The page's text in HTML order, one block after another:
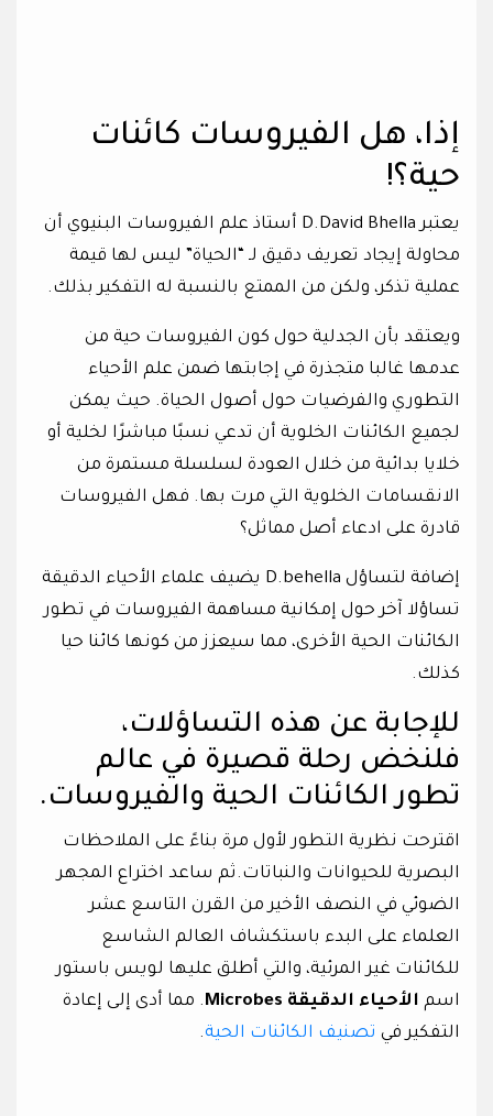
إذا، هل الفيروسات كائنات
حية؟!
يعتبر D.David Bhella أستاذ علم الفيروسات البنيوي أن
محاولة إيجاد تعريف دقيق لـ “الحياة” ليس لها قيمة
عملية تذكر، ولكن من الممتع بالنسبة له التفكير بذلك.
ويعتقد بأن الجدلية حول كون الفيروسات حية من
عدمها غالبا متجذرة في إجابتها ضمن علم الأحياء
التطوري والفرضيات حول أصول الحياة. حيث يمكن
لجميع الكائنات الخلوية أن تدعي نسبًا مباشرًا لخلية أو
خلايا بدائية من خلال العودة لسلسلة مستمرة من
الانقسامات الخلوية التي مرت بها. فهل الفيروسات
قادرة على ادعاء أصل مماثل؟
إضافة لتساؤل D.behella يضيف علماء الأحياء الدقيقة
تساؤلا آخر حول إمكانية مساهمة الفيروسات في تطور
الكائنات الحية الأخرى، مما سيعزز من كونها كائنا حيا
كذلك.
للإجابة عن هذه التساؤلات،
فلنخض رحلة قصيرة في عالم
تطور الكائنات الحية والفيروسات.
اقترحت نظرية التطور لأول مرة بناءً على الملاحظات
البصرية للحيوانات والنباتات.ثم ساعد اختراع المجهر
الضوئي في النصف الأخير من القرن التاسع عشر
العلماء على البدء باستكشاف العالم الشاسع
للكائنات غير المرئية، والتي أطلق عليها لويس باستور
اسم الأحياء الدقيقة Microbes
. مما أدى إلى إعادة
التفكير في تصنيف الكائنات الحية.